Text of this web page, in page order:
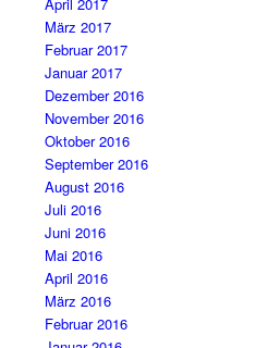
März 2017
Februar 2017
Januar 2017
Dezember 2016
November 2016
Oktober 2016
September 2016
August 2016
Juli 2016
Juni 2016
Mai 2016
April 2016
März 2016
Februar 2016